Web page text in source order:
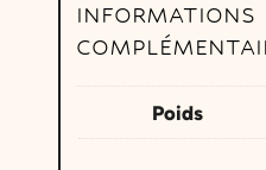
i
t
é
INFORMATIONS
Poids